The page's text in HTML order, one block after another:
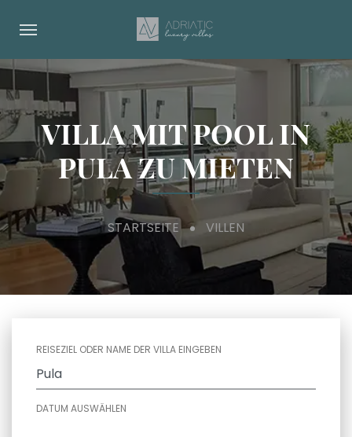
VILLA MIT POOL IN
PULA ZU MIETEN
STARTSEITE VILLEN
REISEZIEL ODER NAME DER VILLA EINGEBEN
DATUM AUSWÄHLEN